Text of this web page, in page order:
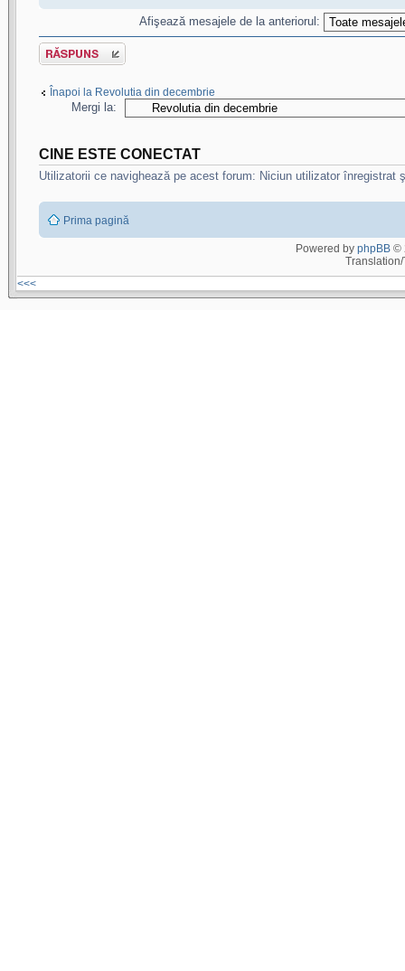
Afişează mesajele de la anteriorul:
Scrie un răspuns
Înapoi la Revolutia din decembrie
Mergi la:
CINE ESTE CONECTAT
Utilizatorii ce navighează pe acest forum: Niciun utilizator înregistrat
Prima pagină
Powered by phpBB©
<<<